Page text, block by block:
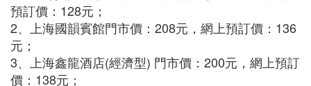
預訂價：128元；
2、上海國韻賓館門市價：208元，網上預訂價：136
元；
3、上海鑫龍酒店(經濟型) 門市價：200元，網上預訂
價：138元；